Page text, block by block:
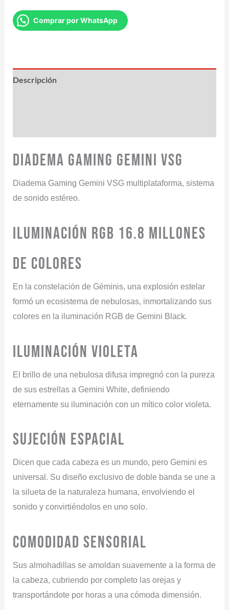
Comprar por WhatsApp
Descripción
Diadema Gaming Gemini VSG
Diadema Gaming Gemini VSG multiplataforma, sistema
de sonido estéreo.
ILUMINACIÓN RGB 16.8 millones
de colores
En la constelación de Géminis, una explosión estelar
formó un ecosistema de nebulosas, inmortalizando sus
colores en la iluminación RGB de Gemini Black.
ILUMINACIÓN VIOLETA
El brillo de una nebulosa difusa impregnó con la pureza
de sus estrellas a Gemini White, definiendo
eternamente su iluminación con un mítico color violeta.
SUJECIÓN ESPACIAL
Dicen que cada cabeza es un mundo, pero Gemini es
universal. Su diseño exclusivo de doble banda se une a
la silueta de la naturaleza humana, envolviendo el
sonido y convirtiéndolos en uno solo.
COMODIDAD SENSORIAL
Sus almohadillas se amoldan suavemente a la forma de
la cabeza, cubriendo por completo las orejas y
transportándote por horas a una cómoda dimensión.